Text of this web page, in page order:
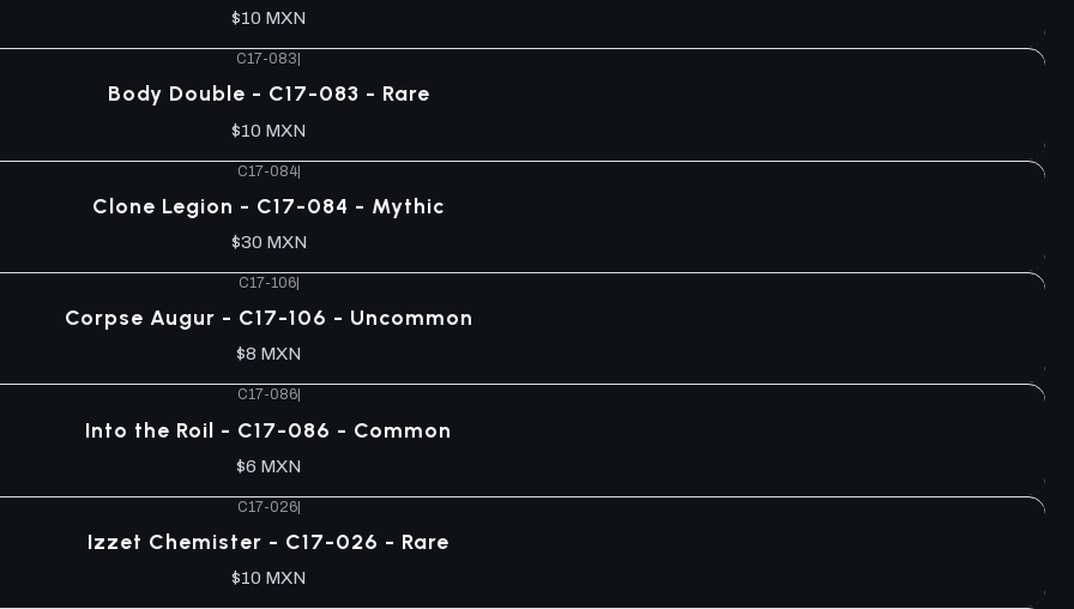
$10 MXN
C17-083
Body Double - C17-083 - Rare
$10 MXN
C17-084|
Clone Legion - C17-084 - Mythic
$30 MXN
C17-106|
Corpse Augur - C17-106 - Uncommon
$8 MXN
C17-086|
Into the Roil - C17-086 - Common
$6 MXN
C17-026|
Izzet Chemister - C17-026 - Rare
$10 MXN